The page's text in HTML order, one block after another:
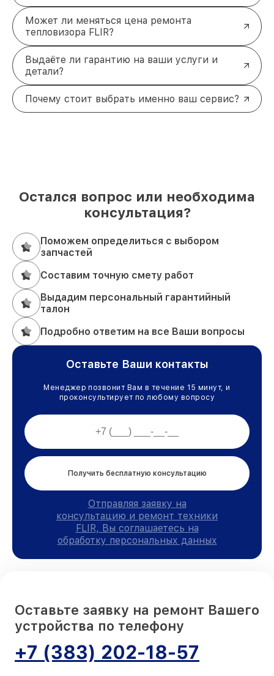
Может ли меняться цена ремонта
тепловизора FLIR?
Выдаёте ли гарантию на ваши услуги и
детали?
Почему стоит выбрать именно ваш сервис?
Остался вопрос или необходима
консультация?
Поможем определиться с выбором
запчастей
Составим точную смету работ
Выдадим персональный гарантийный
талон
Подробно ответим на все Ваши вопросы
Оставьте Ваши контакты
Менеджер позвонит Вам в течение 15 минут, и
проконсультирует по любому вопросу
Получить бесплатную консультацию
Отправляя заявку на
консультацию и ремонт техники
FLIR, Вы соглашаетесь на
обработку персональных данных
Оставьте заявку на ремонт Вашего
устройства по телефону
+7 (383) 202-18-57